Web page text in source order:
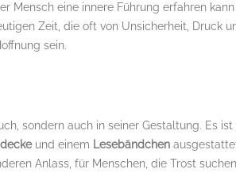
Mensch eine innere Führung erfahren
Zeit, die oft von Unsicherheit, Druck
sein.
sondern auch in seiner Gestaltung. Es ist
und einem Lesebändchen
Anlass, für Menschen, die Trost